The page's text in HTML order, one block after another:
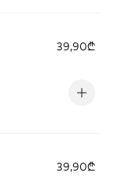
39,90₾
39,90₾